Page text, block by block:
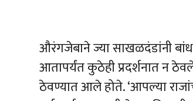
औरंगजेबाने ज्या साखळदंडांनी
आतापर्यंत कुठेही प्रदर्शनात न
ठेवण्यात आले होते. ‘आपल्या